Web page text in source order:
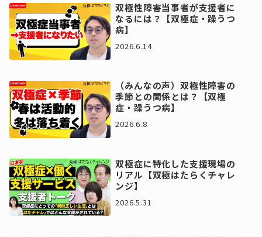
双極性障害当事者が支援者に
なるには？【双極症・躁うつ
病】
2026.6.14
（みんなの声）双極性障害の
季節との関係とは？【双極
症・躁うつ病】
2026.6.8
双極症に特化した支援現場の
リアル【双極はたらくチャレ
ンジ】
2026.5.31